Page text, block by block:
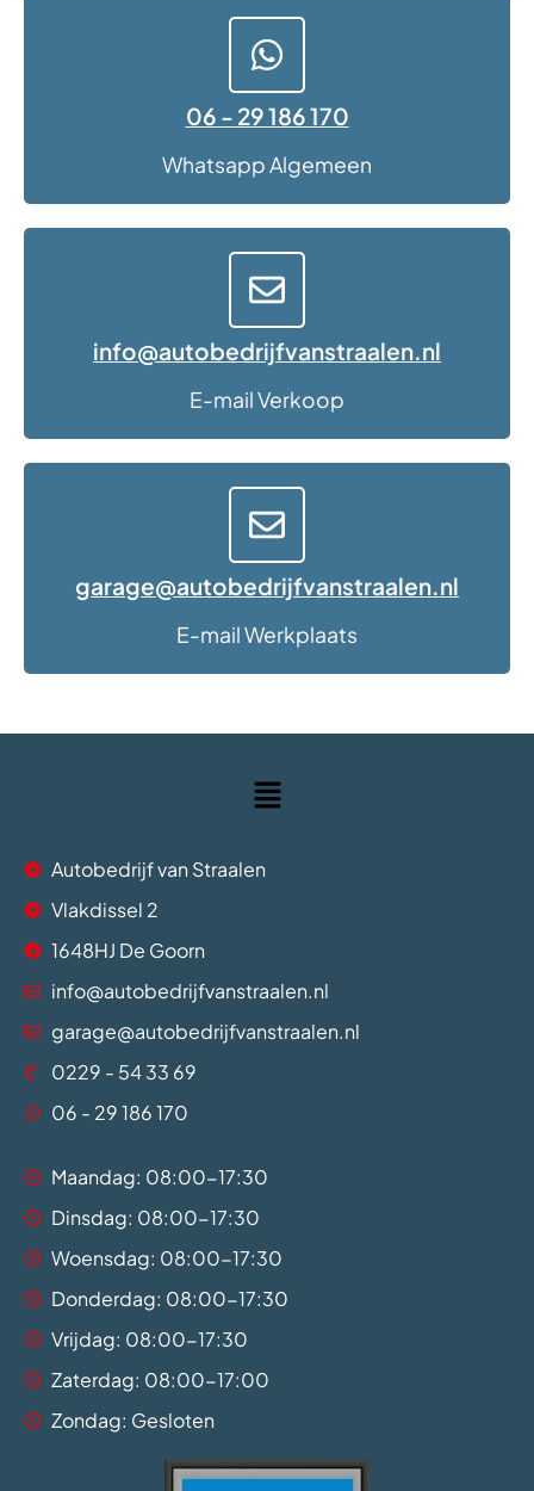
06 - 29 186 170
Whatsapp Algemeen
info@autobedrijfvanstraalen.nl
E-mail Verkoop
garage@autobedrijfvanstraalen.nl
E-mail Werkplaats
Autobedrijf van Straalen
Vlakdissel 2
1648HJ De Goorn
info@autobedrijfvanstraalen.nl
garage@autobedrijfvanstraalen.nl
0229 - 54 33 69
06 - 29 186 170
Maandag: 08:00-17:30
Dinsdag: 08:00-17:30
Woensdag: 08:00-17:30
Donderdag: 08:00-17:30
Vrijdag: 08:00-17:30
Zaterdag: 08:00-17:00
Zondag: Gesloten